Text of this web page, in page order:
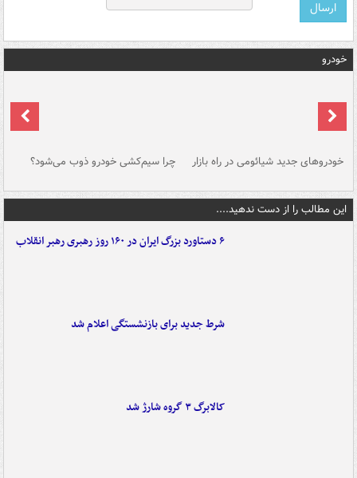
خودرو
خودروهای جدید شیائومی در راه بازار چرا سیم‌کشی خودرو ذوب می‌شود؟
این مطالب را از دست ندهید....
۶ دستاورد بزرگ ایران در ۱۶۰ روز رهبری رهبر انقلاب
شرط جدید برای بازنشستگی اعلام شد
کالابرگ ۳ گروه شارژ شد